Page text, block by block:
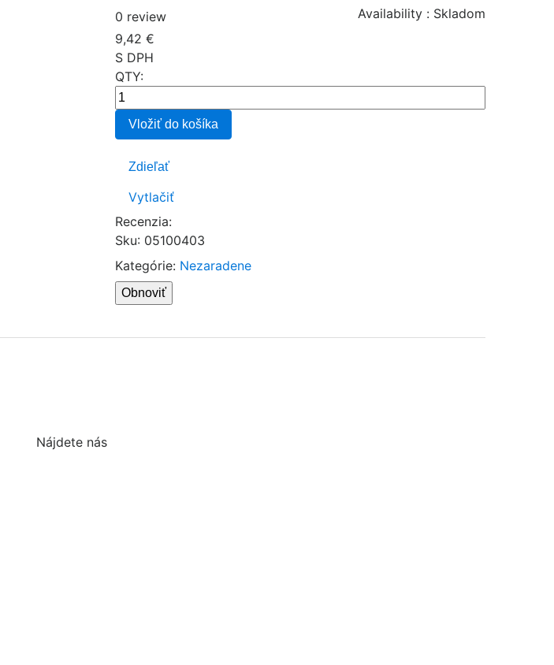
0 review Availability : Skladom
9,42 €
S DPH
QTY:
Vložiť do košíka
Zdieľať
Vytlačiť
Recenzia:
Sku: 05100403
Kategórie: Nezaradene
Nájdete nás